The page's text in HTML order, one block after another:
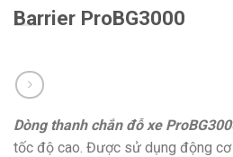
Barrier ProBG3000
Dòng thanh chắn đỗ xe
tốc độ cao. Được sử dụng động cơ